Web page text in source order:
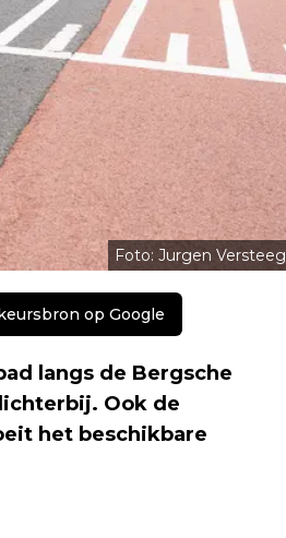
Foto: Jurgen Versteeg
op Google
langs de Bergsche
Ook de
het beschikbare